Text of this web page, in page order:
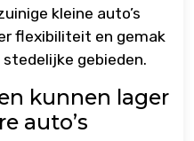
kleine auto’s
flexibiliteit en gemak
gebieden.
kunnen lager
auto’s